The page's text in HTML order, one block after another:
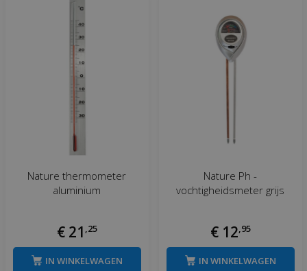
Nature thermometer
aluminium
€ 21 25
IN WINKELWAGEN
Nature Ph -
vochtigheidsmeter grijs
€ 12 95
IN WINKELWAGEN